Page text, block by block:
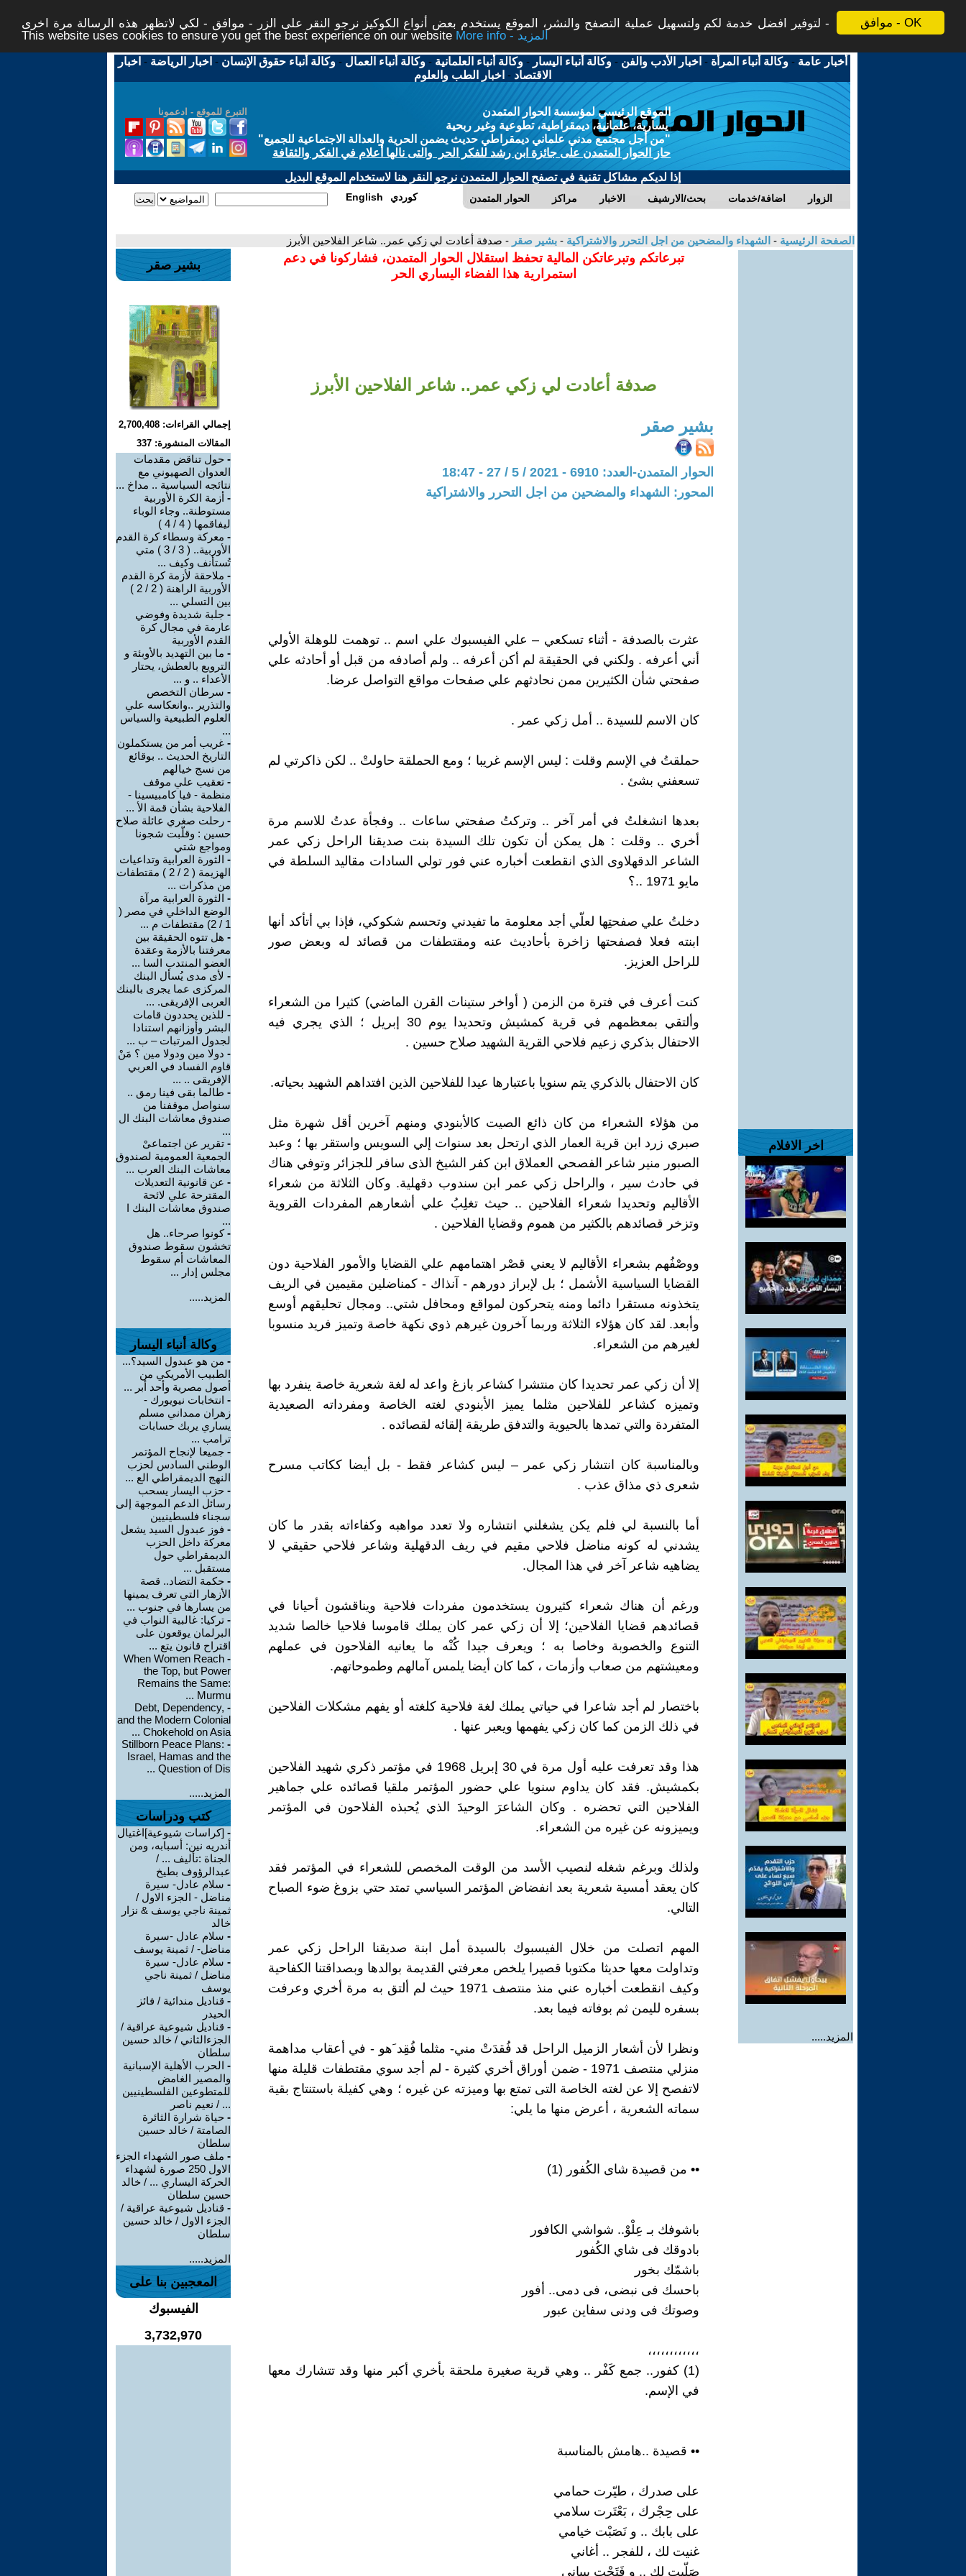
موافق - OK
لتوفير افضل خدمة لكم ولتسهيل عملية التصفح والنشر، الموقع يستخدم بعض أنواع الكوكيز نرجو النقر على الزر - موافق - لكي لاتظهر هذه الرسالة مرة اخرى -
This website uses cookies to ensure you get the best experience on our website
More info - المزيد
أخبار عامة -وكالة أنباء المرأة - اخبار الأدب والفن -وكالة أنباء اليسار -وكالة أنباء العلمانية -وكالة أنباء العمال -وكالة أنباء حقوق الإنسان - اخبار الرياضة - اخبار
الاقتصاد - اخبار الطب والعلوم
التبرع للموقع - ادعمونا
الموقع الرئيسي لمؤسسة الحوار المتمدن
يسارية، علمانية، ديمقراطية، تطوعية وغير ربحية
"من أجل مجتمع مدني علماني ديمقراطي حديث يضمن الحرية والعدالة الاجتماعية للجميع"
حاز الحوار المتمدن على جائزة ابن رشد للفكر الحر والتى نالها أعلام في الفكر والثقافة
إذا لديكم مشاكل تقنية في تصفح الحوار المتمدن نرجو النقر هنا لاستخدام الموقع البديل
الحوار المتمدن مراكز الاخبار بحث/الارشيف اضافة/خدمات الزوار English كوردي
الصفحة الرئيسية - الشهداء والمضحين من اجل التحرر والاشتراكية - بشير صقر - صدفة أعادت لي زكي عمر.. شاعر الفلاحين الأبرز
اخر الافلام
المزيد.....
تبرعاتكم وتبرعاتكن المالية تحفظ استقلال الحوار المتمدن، فشاركونا في دعم
استمرارية هذا الفضاء اليساري الحر
صدفة أعادت لي زكي عمر.. شاعر الفلاحين الأبرز
بشير صقر
الحوار المتمدن-العدد: 6910 - 2021 / 5 / 27 - 18:47
المحور: الشهداء والمضحين من اجل التحرر والاشتراكية
عثرت بالصدفة - أثناء تسكعي – علي الفيسبوك علي اسم .. توهمت للوهلة الأولي
أني أعرفه . ولكني في الحقيقة لم أكن أعرفه .. ولم أصادفه من قبل أو أحادثه علي
صفحتي شأن الكثيرين ممن نحادثهم علي صفحات مواقع التواصل عرضا.
كان الاسم للسيدة .. أمل زكي عمر .
حملقتُ في الإسم وقلت : ليس الإسم غريبا ؛ ومع الحملقة حاولتْ .. لكن ذاكرتي لم
تسعفني بشئ .
بعدها انشغلتُ في أمر آخر .. وتركتُ صفحتي ساعات .. وفجأة عدتُ للاسم مرة
أخري .. وقلت : هل يمكن أن تكون تلك السيدة بنت صديقنا الراحل زكي عمر
الشاعر الدقهلاوى الذي انقطعت أخباره عني فور تولي السادات مقاليد السلطة في
مايو 1971 ..؟
دخلتُ علي صفحتِها لعلّي أجد معلومة ما تفيدني وتحسم شكوكي، فإذا بي أتأكد أنها
ابنته فعلا فصفحتها زاخرة بأحاديث عنه ومقتطفات من قصائد له وبعض صور
للراحل العزيز.
كنت أعرف في فترة من الزمن ( أواخر ستينات القرن الماضي) كثيرا من الشعراء
وألتقي بمعظمهم في قرية كمشيش وتحديدا يوم 30 إبريل ؛ الذي يجري فيه
الاحتفال بذكري زعيم فلاحي القرية الشهيد صلاح حسين .
كان الاحتفال بالذكري يتم سنويا باعتبارها عيدا للفلاحين الذين افتداهم الشهيد بحياته.
من هؤلاء الشعراء من كان ذائع الصيت كالأبنودي ومنهم آخرين أقل شهرة مثل
صبري زرد ابن قرية العمار الذي ارتحل بعد سنوات إلي السويس واستقر بها ؛ وعبد
الصبور منير شاعر الفصحي العملاق ابن كفر الشيخ الذى سافر للجزائر وتوفي هناك
في حادث سير ، والراحل زكي عمر ابن سندوب دقهلية. وكان الثلاثة من شعراء
الأقاليم وتحديدا شعراء الفلاحين .. حيث تغلِبُ علي أشعارهم المفردات القروية
وتزخر قصائدهم بالكثير من هموم وقضايا الفلاحين .
ووصْفُهم بشعراء الأقاليم لا يعني قصْر اهتمامهم علي القضايا والأمور الفلاحية دون
القضايا السياسية الأشمل ؛ بل لإبراز دورهم - آنذاك - كمناضلين مقيمين في الريف
يتخذونه مستقرا دائما ومنه يتحركون لمواقع ومحافل شتي.. ومجال تحليقهم أوسع
وأبعد. لقد كان هؤلاء الثلاثة وربما آخرون غيرهم ذوي نكهة خاصة وتميز فريد منسوبا
لغيرهم من الشعراء.
إلا أن زكي عمر تحديدا كان منتشرا كشاعر بازغ واعد له لغة شعرية خاصة ينفرد بها
وتميزه كشاعر للفلاحين مثلما يميز الأبنودي لغته الخاصة ومفرداته الصعيدية
المتفردة والتي تمدها بالحيوية والتدفق طريقة إلقائه لقصائده .
وبالمناسبة كان انتشار زكي عمر – ليس كشاعر فقط - بل أيضا ككاتب مسرح
شعرى ذي مذاق عذب .
أما بالنسبة لي فلم يكن يشغلني انتشاره ولا تعدد مواهبه وكفاءاته بقدر ما كان
يشدني له كونه مناضل فلاحي مقيم في ريف الدقهلية وشاعر فلاحي حقيقي لا
يضاهيه شاعر آخر في هذا المجال.
ورغم أن هناك شعراء كثيرون يستخدمون مفردات فلاحية ويناقشون أحيانا في
قصائدهم قضايا الفلاحين؛ إلا أن زكي عمر كان يملك قاموسا فلاحيا خالصا شديد
التنوع والخصوبة وخاصا به ؛ ويعرف جيدا كُنْه ما يعانيه الفلاحون في عملهم
ومعيشتهم من صعاب وأزمات ، كما كان أيضا يلمس آمالهم وطموحاتهم.
باختصار لم أجد شاعرا في حياتي يملك لغة فلاحية كلغته أو يفهم مشكلات الفلاحين
في ذلك الزمن كما كان زكي يفهمها ويعبر عنها .
هذا وقد تعرفت عليه أول مرة في 30 إبريل 1968 في مؤتمر ذكري شهيد الفلاحين
بكمشيش. فقد كان يداوم سنويا علي حضور المؤتمر ملقيا قصائده علي جماهير
الفلاحين التي تحضره . وكان الشاعرَ الوحيدَ الذي يُحبذه الفلاحون في المؤتمر
ويميزونه عن غيره من الشعراء.
ولذلك وبرغم شغله لنصيب الأسد من الوقت المخصص للشعراء في المؤتمر فقد
كان يعقد أمسية شعرية بعد انفضاض المؤتمر السياسي تمتد حتي بزوغ ضوء الصباح
التالي.
المهم اتصلت من خلال الفيسبوك بالسيدة أمل ابنة صديقنا الراحل زكي عمر
وتداولت معها حديثا مكتوبا قصيرا يلخص معرفتي القديمة بوالدها وبصداقتنا الكفاحية
وكيف انقطعت أخباره عني منذ منتصف 1971 حيث لم ألتق به مرة أخري وعرفت
بسفره لليمن ثم بوفاته فيما بعد.
ونظرا لأن أشعار الزميل الراحل قد فُقدَتْ مني- مثلما فُقِد َهو - في أعقاب مداهمة
منزلي منتصف 1971 - ضمن أوراق أخري كثيرة - لم أجد سوي مقتطفات قليلة منها
لاتفصح إلا عن لغته الخاصة التى تمتع بها وميزته عن غيره ؛ وهي كفيلة باستنتاج بقية
سماته الشعرية ، أعرض منها ما يلي:
•• من قصيدة شاى الكُفور (1)
باشوفك بـ عِلْوْ.. شواشي الكافور
بادوقك فى شاي الكُفور
باشمّك بخور
باحسك فى نبضى، فى دمى.. أفور
وصوتك فى ودنى سفاين عبور
،،،،،،،،،،،،
(1) كفور.. جمع كَفْر .. وهي قرية صغيرة ملحقة بأخري أكبر منها وقد تتشارك معها
في الإسم.
•• قصيدة ..هامش بالمناسبة
على صدرك ، طيّرت حمامي
على حِجْرك ، بَعْتَرت سلامي
على بابك .. و نَصَبْت خيامي
غنيت لك ، للفجر .. أغاني
صَلّيت لك .. و فَتَحْت بيباني
بشير صقر
إجمالي القراءات: 2,700,408
المقالات المنشورة: 337
- حول تناقض مقدمات
العدوان الصهيوني مع
نتائجه السياسية .. مداخ ...
- أزمة الكرة الأوربية
مستوطنة.. وجاء الوباء
ليفاقمها ( 4 / 4 )
- معركة وسطاء كرة القدم
الأوربية.. ( 3 / 3 ) متي
تُستأنف وكيف ...
- ملاحقة لأزمة كرة القدم
الأوربية الراهنة ( 2 / 2 )
بين التسلي ...
- جلبة شديدة وفوضي
عارمة في مجال كرة
القدم الأوربية
- ما بين التهديد بالأوبئة و
الترويع بالعطش، يحتار
الأعداء .. و ...
- سرطان التخصص
والتذرير ..وانعكاسه علي
العلوم الطبيعية والسياس
...
- غريب أمر من يستكملون
التاريخ الحديث .. بوقائع
من نسج خيالهم
- تعقيب علي موقف
منظمة - فيا كامبيسينا -
الفلاحية بشأن قمة الأ ...
- رحلت صغري عائلة صلاح
حسين : وقلّبت شجونا
ومواجع شتي
- الثورة العرابية وتداعيات
الهزيمة ( 2 / 2 ) مقتطفات
من مذكرات ...
- الثورة العرابية مرآة
الوضع الداخلي في مصر (
1 / 2) مقتطفات م ...
- هل تتوه الحقيقة بين
معرفتنا بالأزمة وعقدة
العضو المنتدب السا ...
- لأى مدى يُسأل البنك
المركزى عما يجرى بالبنك
العربى الإفريقى. ...
- للذين يحددون قامات
البشر وأوزانهم استنادا
لجدول المرتبات – ب ...
- دولا مين ودولا مين ؟ مَنْ
قاوم الفساد في العربي
الإفريقى .. ...
- طالما بقى فينا رمق ..
سنواصل موقفنا من
صندوق معاشات البنك ال
...
- تقرير عن اجتماعىْ
الجمعية العمومية لصندوق
معاشات البنك العرب ...
- عن قانونية التعديلات
المقترحة علي لائحة
صندوق معاشات البنك ا
...
-كونوا صرحاء.. هل
تخشون سقوط صندوق
المعاشات أم سقوط
مجلس إدار ...
المزيد.....
وكالة أنباء اليسار
- من هو عبدول السيد؟...
الطبيب الأمريكي من
أصول مصرية وأحد أبر ...
- انتخابات نيويورك -
زهران ممداني مسلم
يساري يربك حسابات
ترامب ...
- جميعا لإنجاح المؤتمر
الوطني السادس لحزب
النهج الديمقراطي الع ...
- حزب اليسار يسحب
رسائل الدعم الموجهة إلى
سجناء فلسطينيين
- فوز عبدول السيد يشعل
معركة داخل الحزب
الديمقراطي حول
مستقبل ...
- حكمة التضاد.. قصة
الأزهار التي تعرف يمينها
من يسارها في جنوب ...
- تركيا: غالبية النواب في
البرلمان يوقعون على
اقتراح قانون يتع ...
-
When Women Reach
the Top, but Power
Remains the Same:
Murmu ...
-
Debt, Dependency,
and the Modern Colonial
Chokehold on Asia ...
-
Stillborn Peace Plans:
Israel, Hamas and the
Question of Dis ...
المزيد.....
كتب ودراسات
- [كراسات شيوعية]اغتيال
أندريه نين: أسبابه، ومن
الجناة :تأليف ... /
عبدالرؤوف بطيخ
- سلام عادل- سيرة
مناضل - الجزء الاول /
ثمينة ناجي يوسف & نزار
خالد
- سلام عادل -سیرة
مناضل- / ثمینة یوسف
- سلام عادل- سيرة
مناضل / ثمينة ناجي
يوسف
- قناديل مندائية / فائز
الحيدر
- قناديل شيوعية عراقية /
الجزءالثاني / خالد حسين
سلطان
- الحرب الأهلية الإسبانية
والمصير الغامض
للمتطوعين الفلسطينيين
... / نعيم ناصر
- حياة شرارة الثائرة
الصامتة / خالد حسين
سلطان
- ملف صور الشهداء الجزء
الاول 250 صورة لشهداء
الحركة اليساري ... / خالد
حسين سلطان
- قناديل شيوعية عراقية /
الجزء الاول / خالد حسين
سلطان
المزيد.....
المعجبين بنا على
الفيسبوك
3,732,970